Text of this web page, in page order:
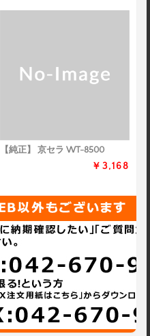
【純正】 京セラ WT-8500
￥3,168